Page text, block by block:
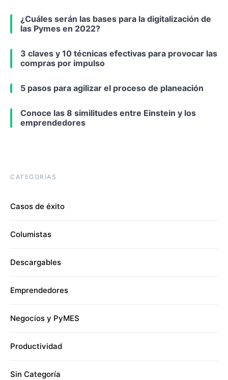
¿Cuáles serán las bases para la digitalización de
las Pymes en 2022?
3 claves y 10 técnicas efectivas para provocar las
compras por impulso
5 pasos para agilizar el proceso de planeación
Conoce las 8 similitudes entre Einstein y los
emprendedores
CATEGORÍAS
Casos de éxito
Columistas
Descargables
Emprendedores
Negocios y PyMES
Productividad
Sin Categoría